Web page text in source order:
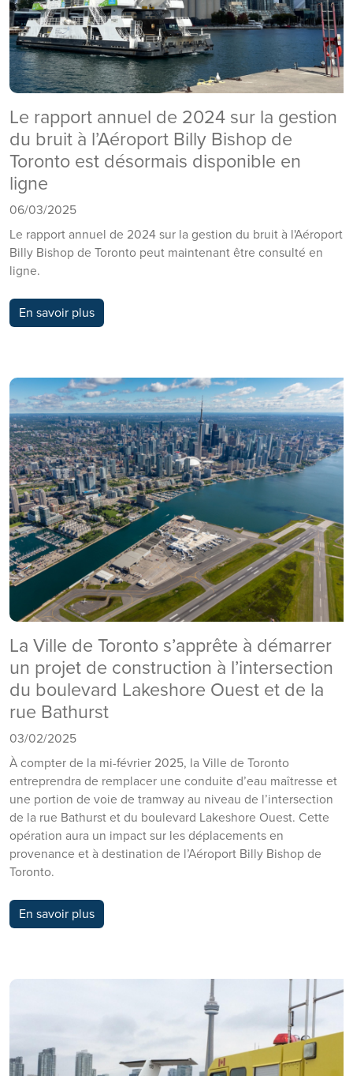
Le rapport annuel de 2024 sur la gestion
du bruit à l’Aéroport Billy Bishop de
Toronto est désormais disponible en
ligne
06/03/2025
Le rapport annuel de 2024 sur la gestion du bruit à l'Aéroport
Billy Bishop de Toronto peut maintenant être consulté en
ligne.
En savoir plus
La Ville de Toronto s’apprête à démarrer
un projet de construction à l’intersection
du boulevard Lakeshore Ouest et de la
rue Bathurst
03/02/2025
À compter de la mi-février 2025, la Ville de Toronto
entreprendra de remplacer une conduite d’eau maîtresse et
une portion de voie de tramway au niveau de l’intersection
de la rue Bathurst et du boulevard Lakeshore Ouest. Cette
opération aura un impact sur les déplacements en
provenance et à destination de l’Aéroport Billy Bishop de
Toronto.
En savoir plus